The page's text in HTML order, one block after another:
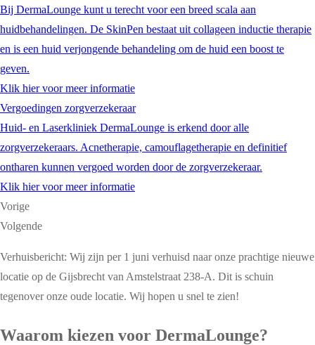
Bij DermaLounge kunt u terecht voor een breed scala aan
huidbehandelingen. De SkinPen bestaat uit collageen inductie therapie
en is een huid verjongende behandeling om de huid een boost te
geven.
Klik hier voor meer informatie
Vergoedingen zorgverzekeraar
Huid- en Laserkliniek DermaLounge is erkend door alle
zorgverzekeraars. Acnetherapie, camouflagetherapie en definitief
ontharen kunnen vergoed worden door de zorgverzekeraar.
Klik hier voor meer informatie
Vorige
Volgende
Verhuisbericht: Wij zijn per 1 juni verhuisd naar onze prachtige nieuwe
locatie op de Gijsbrecht van Amstelstraat 238-A. Dit is schuin
tegenover onze oude locatie. Wij hopen u snel te zien!
Waarom kiezen voor DermaLounge?